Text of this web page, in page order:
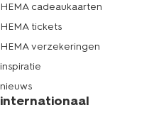
HEMA cadeaukaarten
HEMA tickets
HEMA verzekeringen
inspiratie
nieuws
internationaal